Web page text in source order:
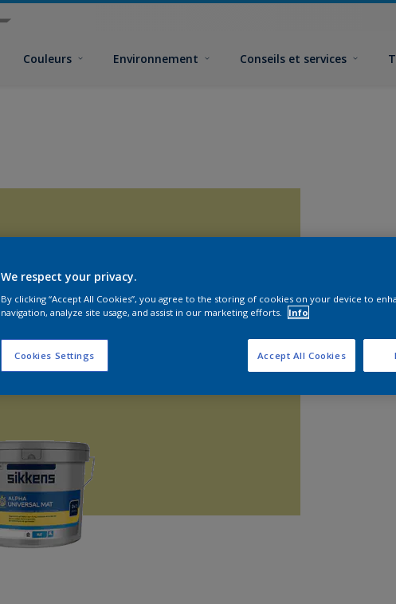
Couleurs Environnement Conseils et services
We respect your privacy.
By clicking “Accept All Cookies”, you agree to the storing of cookies on your device to
navigation, analyze site usage, and assist in our marketing efforts.
Info
Cookies Settings Accept All Cookies